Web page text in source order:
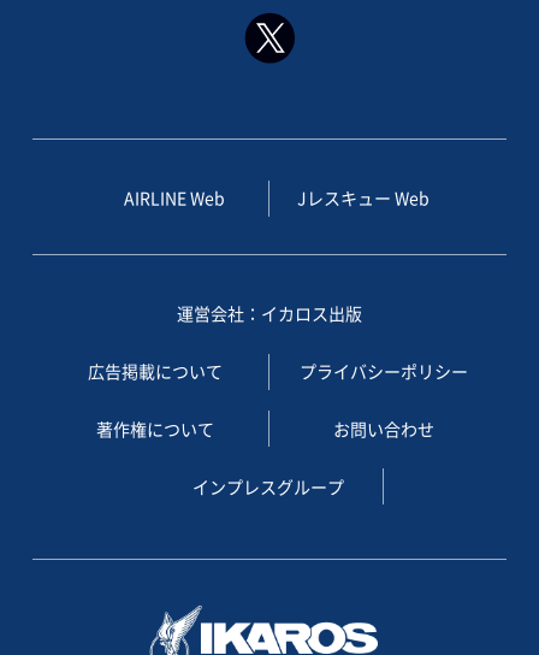
AIRLINE Web Jレスキュー Web
運営会社：イカロス出版
広告掲載について プライバシーポリシー
著作権について お問い合わせ
インプレスグループ